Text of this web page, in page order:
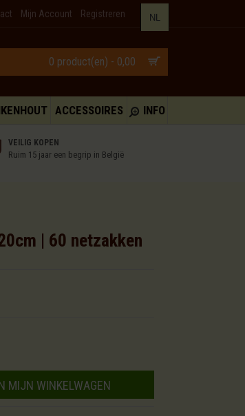
NL
Mijn Account Registreren
0 product(en) - 0,00
ACCESSOIRES INFO
VEILIG KOPEN
Ruim 15 jaar een begrip in België
| 60 netzakken
MIJN WINKELWAGEN